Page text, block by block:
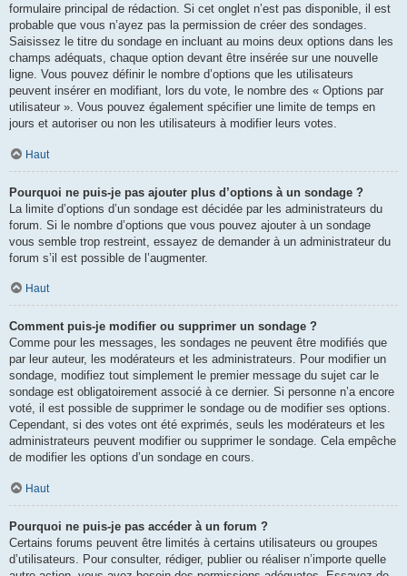
formulaire principal de rédaction. Si cet onglet n’est pas disponible, il est
probable que vous n’ayez pas la permission de créer des sondages.
Saisissez le titre du sondage en incluant au moins deux options dans les
champs adéquats, chaque option devant être insérée sur une nouvelle
ligne. Vous pouvez définir le nombre d’options que les utilisateurs
peuvent insérer en modifiant, lors du vote, le nombre des « Options par
utilisateur ». Vous pouvez également spécifier une limite de temps en
jours et autoriser ou non les utilisateurs à modifier leurs votes.
Haut
Pourquoi ne puis-je pas ajouter plus d’options à un sondage ?
La limite d’options d’un sondage est décidée par les administrateurs du
forum. Si le nombre d’options que vous pouvez ajouter à un sondage
vous semble trop restreint, essayez de demander à un administrateur du
forum s’il est possible de l’augmenter.
Haut
Comment puis-je modifier ou supprimer un sondage ?
Comme pour les messages, les sondages ne peuvent être modifiés que
par leur auteur, les modérateurs et les administrateurs. Pour modifier un
sondage, modifiez tout simplement le premier message du sujet car le
sondage est obligatoirement associé à ce dernier. Si personne n’a encore
voté, il est possible de supprimer le sondage ou de modifier ses options.
Cependant, si des votes ont été exprimés, seuls les modérateurs et les
administrateurs peuvent modifier ou supprimer le sondage. Cela empêche
de modifier les options d’un sondage en cours.
Haut
Pourquoi ne puis-je pas accéder à un forum ?
Certains forums peuvent être limités à certains utilisateurs ou groupes
d’utilisateurs. Pour consulter, rédiger, publier ou réaliser n’importe quelle